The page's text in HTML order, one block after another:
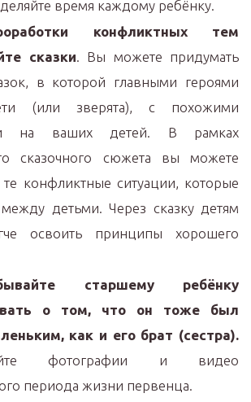
время каждому ребёнку.
конфликтных тем
сказки . Вы можете придумать
в которой главными героями
(или зверята), с похожими
на ваших детей. В рамках
сказочного сюжета вы можете
те конфликтные ситуации, которые
детьми. Через сказку детям
освоить принципы хорошего
старшему ребёнку
о том, что он тоже был
как и его брат (сестра).
фотографии и видео
периода жизни первенца.